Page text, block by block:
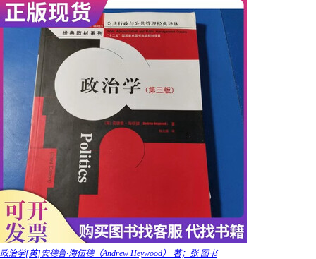
政治学[英]安德鲁·海伍德（Andrew Heywood） 著；张 图书